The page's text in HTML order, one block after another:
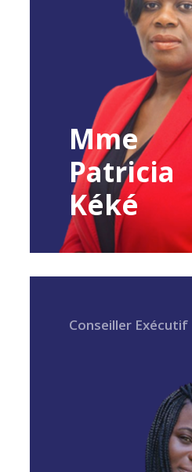
Mme
Patricia
Kéké
Conseiller Exécutif